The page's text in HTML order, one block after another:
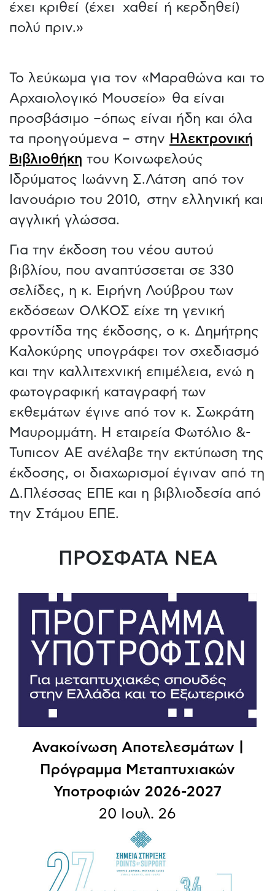
έχει κριθεί (έχει χαθεί ή κερδηθεί)
πολύ πριν.»
Το λεύκωμα για τον «Μαραθώνα και το
Αρχαιολογικό Μουσείο» θα είναι
προσβάσιμο –όπως είναι ήδη και όλα
τα προηγούμενα – στην Ηλεκτρονική
Βιβλιοθήκη του Κοινωφελούς
Ιδρύματος Ιωάννη Σ.Λάτση από τον
Ιανουάριο του 2010, στην ελληνική και
αγγλική γλώσσα.
Για την έκδοση του νέου αυτού
βιβλίου, που αναπτύσσεται σε 330
σελίδες, η κ. Ειρήνη Λούβρου των
εκδόσεων ΟΛΚΟΣ είχε τη γενική
φροντίδα της έκδοσης, ο κ. Δημήτρης
Καλοκύρης υπογράφει τον σχεδιασμό
και την καλλιτεχνική επιμέλεια, ενώ η
φωτογραφική καταγραφή των
εκθεμάτων έγινε από τον κ. Σωκράτη
Μαυρομμάτη. Η εταιρεία Φωτόλιο &-
Τυπιcον ΑΕ ανέλαβε την εκτύπωση της
έκδοσης, οι διαχωρισμοί έγιναν από τη
Δ.Πλέσσας ΕΠΕ και η βιβλιοδεσία από
την Στάμου ΕΠΕ.
ΠΡΟΣΦΑΤΑ ΝΕΑ
Ανακοίνωση Αποτελεσμάτων |
Πρόγραμμα Μεταπτυχιακών
Υποτροφιών 2026-2027
20 Ιουλ. 26